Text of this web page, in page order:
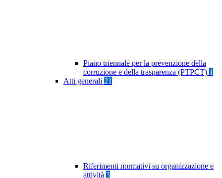
Piano triennale per la prevenzione della
corruzione e della trasparenza (PTPCT) 1
Atti generali 21
Riferimenti normativi su organizzazione e
attività 3